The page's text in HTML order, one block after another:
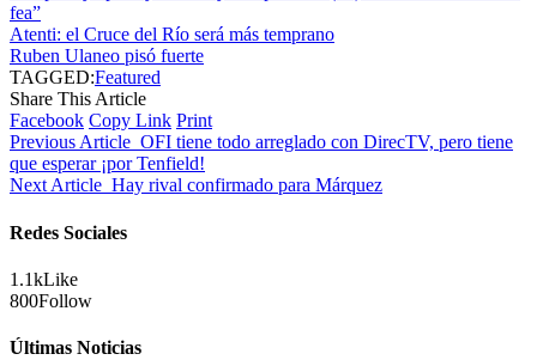
fea”
Atenti: el Cruce del Río será más temprano
Ruben Ulaneo pisó fuerte
TAGGED:Featured
Share This Article
Facebook Copy Link Print
Previous Article OFI tiene todo arreglado con DirecTV, pero tiene
que esperar ¡por Tenfield!
Next Article Hay rival confirmado para Márquez
Redes Sociales
1.1kLike
800Follow
Últimas Noticias